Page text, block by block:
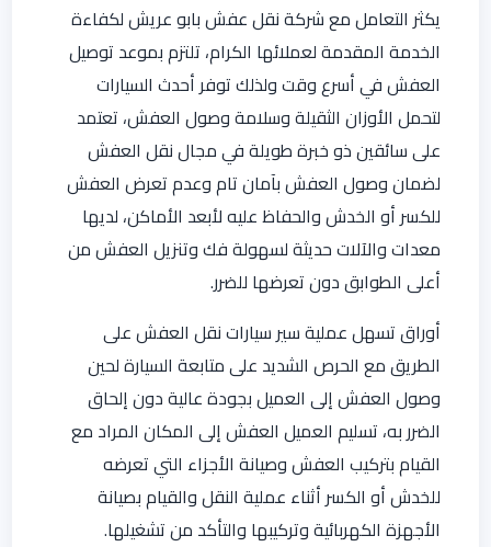
يكثر التعامل مع شركة نقل عفش بابو عريش لكفاءة
الخدمة المقدمة لعملائها الكرام، تلتزم بموعد توصيل
العفش في أسرع وقت ولذلك توفر أحدث السيارات
لتحمل الأوزان الثقيلة وسلامة وصول العفش، تعتمد
على سائقين ذو خبرة طويلة في مجال نقل العفش
لضمان وصول العفش بآمان تام وعدم تعرض العفش
للكسر أو الخدش والحفاظ عليه لأبعد الأماكن، لديها
معدات والآلات حديثة لسهولة فك وتنزيل العفش من
أعلى الطوابق دون تعرضها للضرر.
أوراق تسهل عملية سير سيارات نقل العفش على
الطريق مع الحرص الشديد على متابعة السيارة لحين
وصول العفش إلى العميل بجودة عالية دون إلحاق
الضرر به، تسليم العميل العفش إلى المكان المراد مع
القيام بتركيب العفش وصيانة الأجزاء التي تعرضه
للخدش أو الكسر أثناء عملية النقل والقيام بصيانة
الأجهزة الكهربائية وتركيبها والتأكد من تشغيلها.